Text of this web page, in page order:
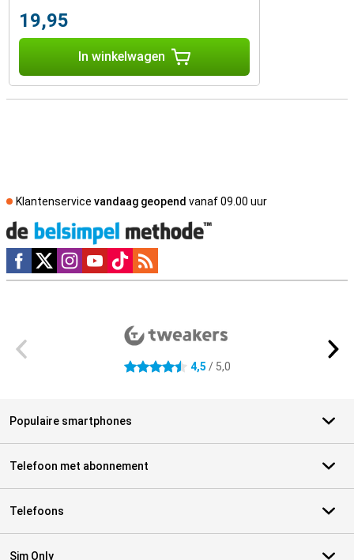
19,95
In winkelwagen
Klantenservice vandaag geopend vanaf 09.00 uur
Social media
4.5 sterren 4,5 / 5,0
Populaire smartphones
Telefoon met abonnement
Telefoons
Sim Only